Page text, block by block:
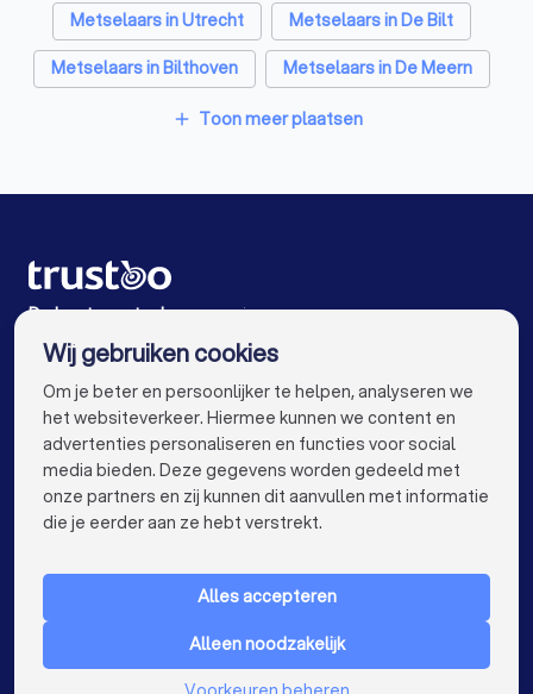
Metselaars in Utrecht
Metselaars in De Bilt
Metselaars in Bilthoven
Metselaars in De Meern
Metselaars in Amsterdam
Metselaars in Groningen
Metselaars in Breda
Metselaars in Nijmegen
Metselaars in Enschede
Metselaars in Arnhem
Metselaars in Amersfoort
Metselaars in Apeldoorn
Metselaars in Den Bosch
Metselaars in Maastricht
Metselaars in Leiden
Metselaars bij jou in de buurt
add Toon meer plaatsen
De beste metselaars voor jou
VOOR PARTICULIEREN keyboard_arrow_down
Nederland
Wij gebruiken cookies
Om je beter en persoonlijker te helpen, analyseren we
het websiteverkeer. Hiermee kunnen we content en
advertenties personaliseren en functies voor social
media bieden. Deze gegevens worden gedeeld met
onze partners en zij kunnen dit aanvullen met informatie
die je eerder aan ze hebt verstrekt.
Alles accepteren
Alleen noodzakelijk